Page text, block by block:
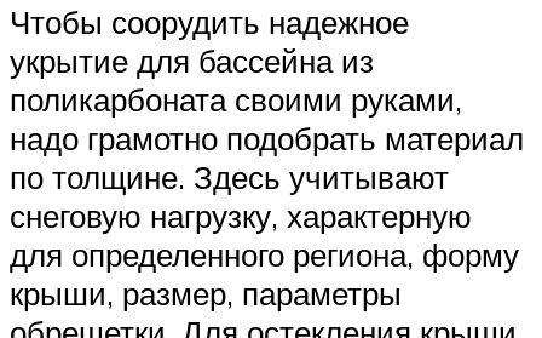
Чтобы соорудить надежное
укрытие для бассейна из
поликарбоната своими руками,
надо грамотно подобрать материал
по толщине. Здесь учитывают
снеговую нагрузку, характерную
для определенного региона, форму
крыши, размер, параметры